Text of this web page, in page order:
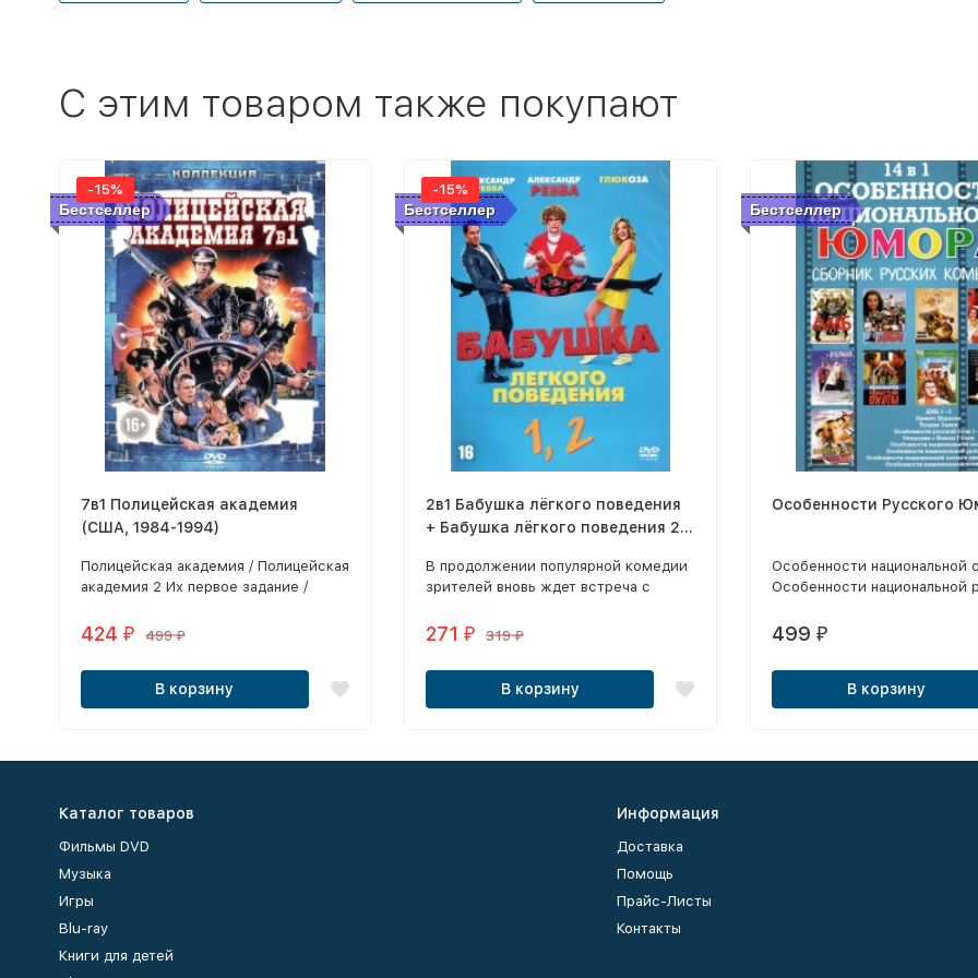
C этим товаром также покупают
Бестселлер
-15%
7в1 Полицейская академия
(США, 1984-1994)
Полицейская академия / Полицейская
академия 2 Их первое задание /
Переподготовка / Полицейская
Полицейская академия 5 Место
назначения - Майами Бич /
Полицейская академия 6 Город в
424 ₽ 499₽
В корзину
Бестселлер
-15%
2в1 Бабушка лёгкого поведения
+ Бабушка лёгкого поведения 2
В продолжении популярной комедии
зрителей вновь ждет встреча с
Рубенштейном и командой
перебрались в Москву.
271₽ 319₽
В корзину
Бестселлер
Особенности Русского
Особенности национальной
Особенности национальной
зимний период +
национальной политики +
Особенности национальной
подводной ловли +
499 ₽
В корзину
Каталог товаров
Фильмы DVD
Музыка
Игры
Blu-ray
Книги для детей
Информация
Доставка
Помощь
Прайс-Листы
Контакты